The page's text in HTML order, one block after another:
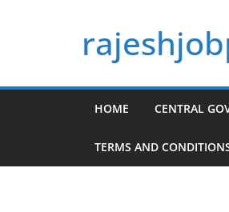
HOME CENTRAL
TERMS AND